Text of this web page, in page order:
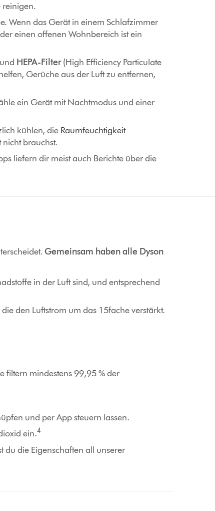
reinigen.
Wenn das Gerät in einem Schlafzimmer
einen offenen Wohnbereich ist ein
HEPA-Filter(High Efficiency Particulate
Gerüche aus der Luft zu entfernen,
ein Gerät mit Nachtmodus und einer
kühlen, die Raumfeuchtigkeit
brauchst.
liefern dir meist auch Berichte über die
Gemeinsam haben alle Dyson
in der Luft sind, und entsprechend
den Luftstrom um das 15fache verstärkt.
filtern mindestens 99,95 % der
und per App steuern lassen.
ein.4
du die Eigenschaften all unserer